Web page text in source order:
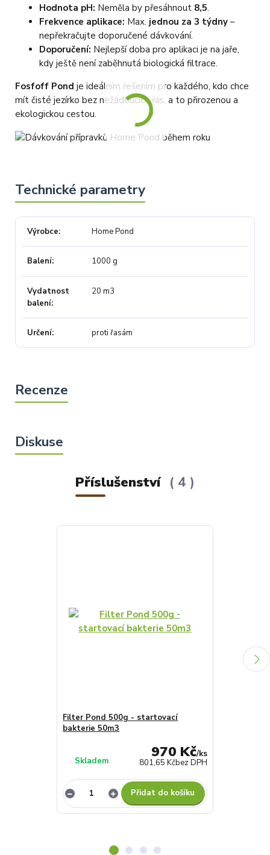
Hodnota pH: Neměla by přesáhnout 8,5.
Frekvence aplikace: Max. jednou za 3 týdny –
nepřekračujte doporučené dávkování.
Doporučení: Nejlepší doba pro aplikaci je na jaře,
kdy ještě není zaběhnutá biologická filtrace.
Fosfoff Pond je ideálním řešením pro každého, kdo chce
mít čisté jezírko bez nežádoucích řas, a to přirozenou a
ekologickou cestou.
Výrobce Home Pond
Balení 1000 g
Vydatnost
balení
20 m3
Určení proti řasám
Příslušenství 4
Filter Pond 500g - startovací
bakterie 50m3
970 Kč/ks
801,65 Kčbez DPH
Skladem
Přidat do košíku